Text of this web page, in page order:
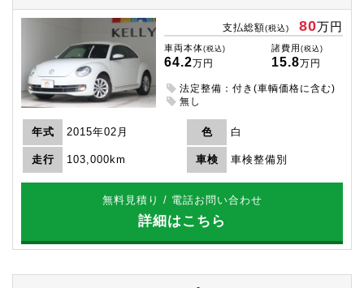
支払総額(税込) 80万円
車両本体(税込)
64.2万円
諸費用(税込)
15.8万円
法定整備：付き(車輌価格に含む)
無し
年式 2015年02月 色 白
走行 103,000km 車検 車検整備別
無料見積り / 電話お問い合わせ
詳細はこちら